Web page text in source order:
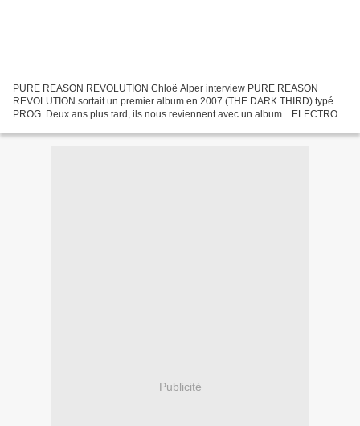
PURE REASON REVOLUTION Chloë Alper interview PURE REASON
REVOLUTION sortait un premier album en 2007 (THE DARK THIRD) typé
PROG. Deux ans plus tard, ils nous reviennent avec un album... ELECTRO !
Publicité